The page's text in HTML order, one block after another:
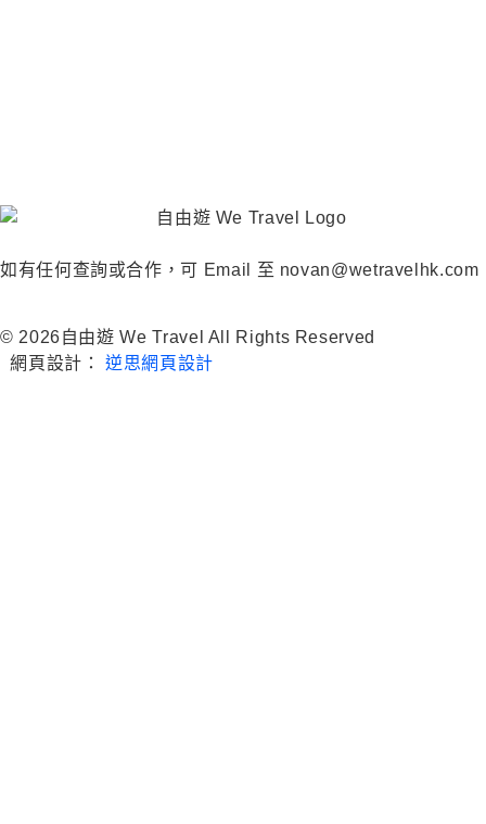
如有任何查詢或合作，可 Email 至 novan@wetravelhk.com
© 2026自由遊 We Travel All Rights Reserved
網頁設計：
逆思網頁設計